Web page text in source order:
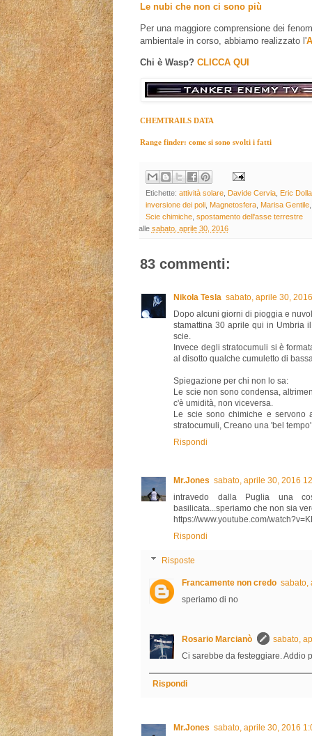
Le nubi che non ci sono più
Per una maggiore comprensione dei
ambientale in corso, abbiamo realizzato l'
Chi è Wasp? CLICCA QUI
CHEMTRAILS DATA
Range finder: come si sono svolti i fatti
Etichette:attività solare Davide Cervia Eric
inversione dei poli Magnetosfera Marisa Gentile
Scie chimiche ,spostamento dell'asse terrestre
alle sabato, aprile 30, 2016
83 commenti:
Nikola Tesla sabato, aprile 30,
Dopo alcuni giorni di pioggia e
stamattina 30 aprile qui in Umbria
scie.
Invece degli stratocumuli si è
al disotto qualche cumuletto di
Spiegazione per chi non lo sa:
Le scie non sono condensa,
c'è umidità, non viceversa.
Le scie sono chimiche e servono
stratocumuli, Creano una 'bel
Rispondi
Mr.Jones sabato, aprile 30, 2016
intravedo dalla Puglia una
basilicata...speriamo che non sia
https://www.youtube.com/
Rispondi
Risposte
Francamente non credo sabato,
speriamo di no
Rosario Marcianò
sabato,
Ci sarebbe da festeggiare. Addio
Rispondi
Mr.Jones sabato, aprile 30, 2016